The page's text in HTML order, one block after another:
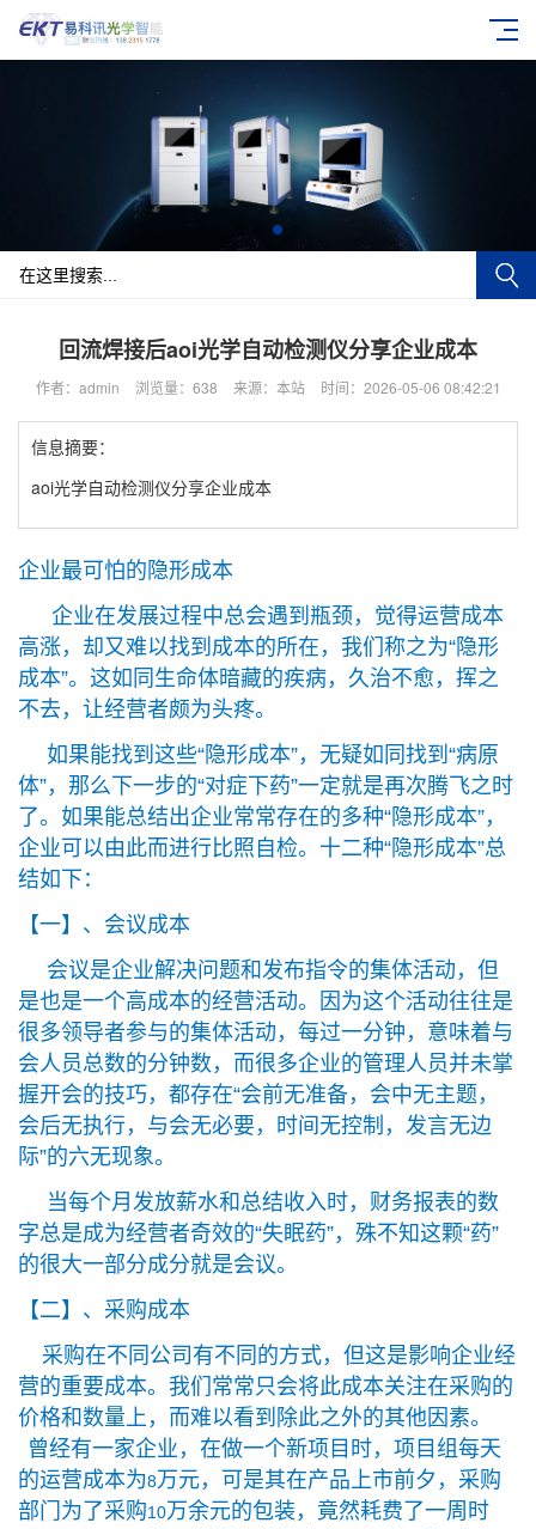
回流焊接后aoi光学自动检测仪分享企业成本
作者：admin 浏览量：638 来源：本站 时间：2026-05-06 08:42:21
信息摘要：
aoi光学自动检测仪分享企业成本
企业最可怕的隐形成本
企业在发展过程中总会遇到瓶颈，觉得运营成本
高涨，却又难以找到成本的所在，我们称之为“隐形
成本”。这如同生命体暗藏的疾病，久治不愈，挥之
不去，让经营者颇为头疼。
如果能找到这些“隐形成本”，无疑如同找到“病原
体”，那么下一步的“对症下药”一定就是再次腾飞之时
了。如果能总结出企业常常存在的多种“隐形成本”，
企业可以由此而进行比照自检。十二种“隐形成本”总
结如下：
【一】、会议成本
会议是企业解决问题和发布指令的集体活动，但
是也是一个高成本的经营活动。因为这个活动往往是
很多领导者参与的集体活动，每过一分钟，意味着与
会人员总数的分钟数，而很多企业的管理人员并未掌
握开会的技巧，都存在“会前无准备，会中无主题，
会后无执行，与会无必要，时间无控制，发言无边
际”的六无现象。
当每个月发放薪水和总结收入时，财务报表的数
字总是成为经营者奇效的“失眠药”，殊不知这颗“药”
的很大一部分成分就是会议。
【二】、采购成本
采购在不同公司有不同的方式，但这是影响企业经
营的重要成本。我们常常只会将此成本关注在采购的
价格和数量上，而难以看到除此之外的其他因素。
曾经有一家企业，在做一个新项目时，项目组每天
的运营成本为8万元，可是其在产品上市前夕，采购
部门为了采购10万余元的包装，竟然耗费了一周时